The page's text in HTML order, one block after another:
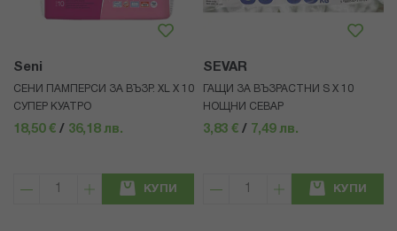
Seni
СЕНИ ПАМПЕРСИ ЗА ВЪЗР. XL Х 10
СУПЕР КУАТРО
18,50 € / 36,18 лв.
КУПИ
SEVAR
ГАЩИ ЗА ВЪЗРАСТНИ S Х 10
НОЩНИ СЕВАР
3,83 € / 7,49 лв.
КУПИ